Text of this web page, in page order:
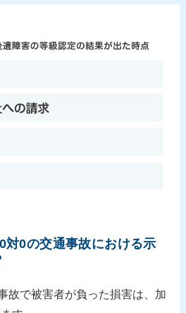
対0の交通事故における示
故で被害者が負った損害は、加